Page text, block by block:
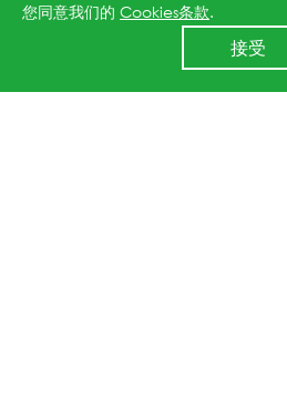
的社会经济向可持续发展迈进。
您同意我们的 Cookies条款.
接受